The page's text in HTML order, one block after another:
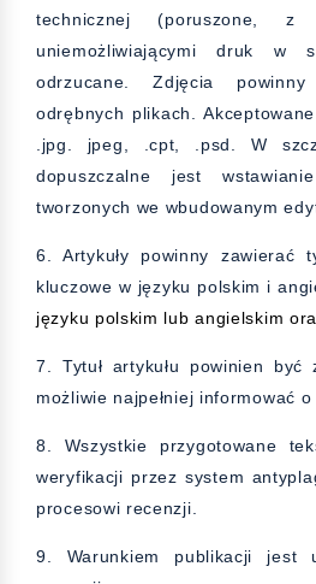
technicznej (poruszone, z
uniemożliwiającymi druk w
odrzucane. Zdjęcia
odrębnych plikach.
.jpg. jpeg, .cpt, .psd. W
dopuszczalne jest
tworzonych we wbudowanym
6. Artykuły powinny zawierać
kluczowe w języku polskim i
języku polskim lub angielskim
7. Tytuł artykułu powinien być
możliwie najpełniej informować
8. Wszystkie przygotowane
weryfikacji przez system
procesowi recenzji.
9. Warunkiem publikacji jest